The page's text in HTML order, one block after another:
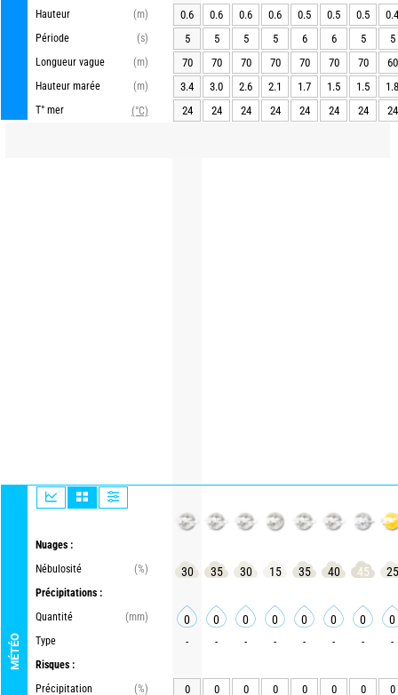
Hauteur
(m)
Période
(s)
Longueur vague
(m)
Hauteur marée
(m)
T° mer
(°C)
MÉTÉO
Nuages :
Nébulosité
(%)
Précipitations :
Quantité
(mm)
Type
Risques :
Précipitation
(%)
0.6
0.6 0.6 0.6 0.5 0.5 0.5
0.4
5
5 5 5 6 6 5
5
70
70 70 70 70 70 70
60
3.4
3.0 2.6 2.1 1.7 1.5 1.5
1.8
24
24 24 24 24 24 24 24
30 35 30 15 35 40 45 25
0 0 0 0 0 0 0 0
- - - - - - - -
0 0 0 0 0 0 0 0